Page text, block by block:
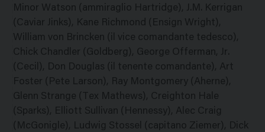
Minor Watson (ammiraglio Hartridge), J.M. Kerrigan
(Caviar Jinks), Kane Richmond (Ensign Wright),
William von Brincken (il vice comandante tedesco),
Chick Chandler (Goldberg), George Offerman, Jr.
(Cecil), Don Douglas (il tenente comandante), Art
Foster (Pete Larson), Ray Montgomery (Aherne),
Glenn Strange (Tex Mathews), Creighton Hale
(Sparks), Elliott Sullivan (Hennessy), Alec Craig
(McGonigle), Ludwig Stossel (capitano Ziemer), Dick